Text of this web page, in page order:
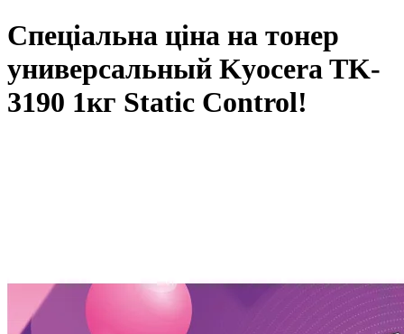
Cпеціальна ціна на тонер
универсальный Kyocera TK-
3190 1кг Static Control!